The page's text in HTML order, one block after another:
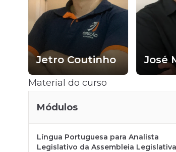
Jetro Coutinho José
Material do curso
Módulos
Língua Portuguesa para Analista
Legislativo da Assembleia